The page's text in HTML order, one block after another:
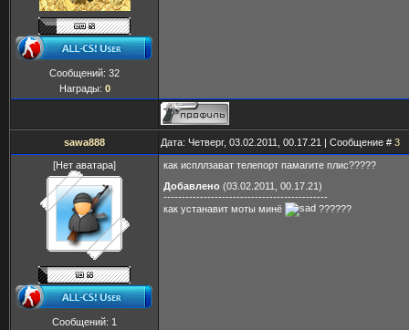
Сообщений: 32
Награды: 0
sawa888 Дата: Четверг, 03.02.2011, 00.17.21 | Сообщение # 3
[Нет аватара]
Сообщений: 1
как испллзават телепорт памагите плис?????
Добавлено (03.02.2011, 00.17.21)
---------------------------------------------
как устанавит моты минё
??????